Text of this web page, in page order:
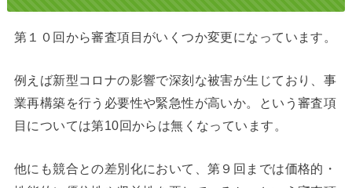
第１０回から審査項目がいくつか変更になっています。
例えば新型コロナの影響で深刻な被害が生じており、事
業再構築を行う必要性や緊急性が高いか。という審査項
目については第10回からは無くなっています。
他にも競合との差別化において、第９回までは価格的・